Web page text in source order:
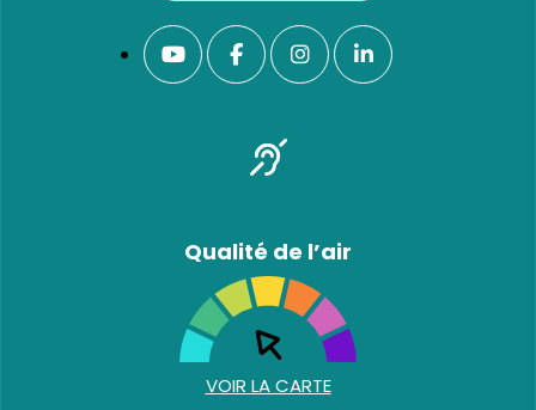
Qualité de l’air
VOIR LA CARTE